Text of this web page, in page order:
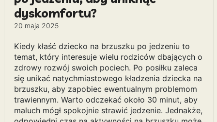
dyskomfortu?
20 maja 2025
Kiedy kłaść dziecko na brzuszku po jedzeniu to
temat, który interesuje wielu rodziców dbających o
zdrowy rozwój swoich pociech. Po posiłku zaleca
się unikać natychmiastowego kładzenia dziecka na
brzuszku, aby zapobiec ewentualnym problemom
trawiennym. Warto odczekać około 30 minut, aby
maluch mógł spokojnie strawić jedzenie. Jednakże,